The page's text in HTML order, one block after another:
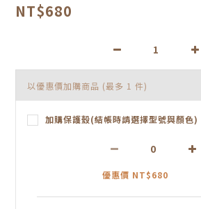
NT$680
以優惠價加購商品 (最多 1 件)
加購保護殼(結帳時請選擇型號與顏色)
優惠價 NT$680